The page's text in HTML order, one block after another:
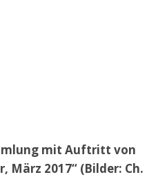
mit Auftritt von
März 2017“ (Bilder: Ch.